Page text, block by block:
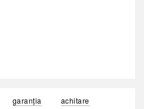
garanția
achitare